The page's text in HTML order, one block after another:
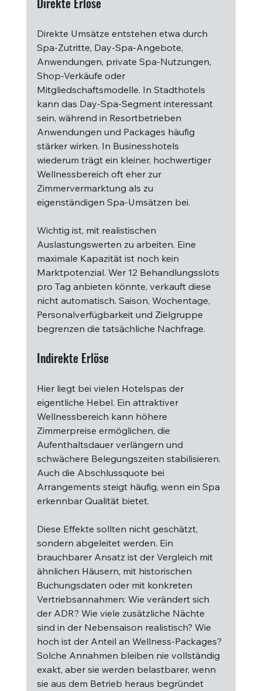
Direkte Umsätze entstehen etwa durch
Spa-Zutritte, Day-Spa-Angebote,
Anwendungen, private Spa-Nutzungen,
Shop-Verkäufe oder
Mitgliedschaftsmodelle. In Stadthotels
kann das Day-Spa-Segment interessant
sein, während in Resortbetrieben
Anwendungen und Packages häufig
stärker wirken. In Businesshotels
wiederum trägt ein kleiner, hochwertiger
Wellnessbereich oft eher zur
Zimmervermarktung als zu
eigenständigen Spa-Umsätzen bei.
Wichtig ist, mit realistischen
Auslastungswerten zu arbeiten. Eine
maximale Kapazität ist noch kein
Marktpotenzial. Wer 12 Behandlungsslots
pro Tag anbieten könnte, verkauft diese
nicht automatisch. Saison, Wochentage,
Personalverfügbarkeit und Zielgruppe
begrenzen die tatsächliche Nachfrage.
Indirekte Erlöse
Hier liegt bei vielen Hotelspas der
eigentliche Hebel. Ein attraktiver
Wellnessbereich kann höhere
Zimmerpreise ermöglichen, die
Aufenthaltsdauer verlängern und
schwächere Belegungszeiten stabilisieren.
Auch die Abschlussquote bei
Arrangements steigt häufig, wenn ein Spa
erkennbar Qualität bietet.
Diese Effekte sollten nicht geschätzt,
sondern abgeleitet werden. Ein
brauchbarer Ansatz ist der Vergleich mit
ähnlichen Häusern, mit historischen
Buchungsdaten oder mit konkreten
Vertriebsannahmen: Wie verändert sich
der ADR? Wie viele zusätzliche Nächte
sind in der Nebensaison realistisch? Wie
hoch ist der Anteil an Wellness-Packages?
Solche Annahmen bleiben nie vollständig
exakt, aber sie werden belastbarer, wenn
sie aus dem Betrieb heraus begründet